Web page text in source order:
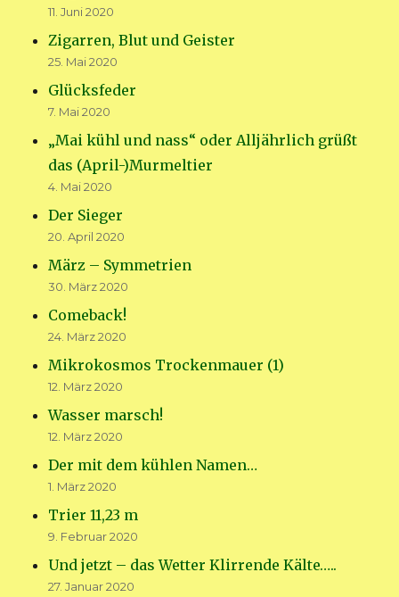
11. Juni 2020
Zigarren, Blut und Geister
25. Mai 2020
Glücksfeder
7. Mai 2020
„Mai kühl und nass“ oder Alljährlich grüßt
das (April-)Murmeltier
4. Mai 2020
Der Sieger
20. April 2020
März – Symmetrien
30. März 2020
Comeback!
24. März 2020
Mikrokosmos Trockenmauer (1)
12. März 2020
Wasser marsch!
12. März 2020
Der mit dem kühlen Namen…
1. März 2020
Trier 11,23 m
9. Februar 2020
Und jetzt – das Wetter Klirrende Kälte…..
27. Januar 2020